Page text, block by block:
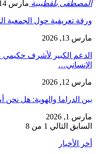
المصطفى بلقطيبية مارس 14, 2026
ورقة تعريفية حول الجمعية
مارس 13, 2026
الدعم الكبير لأشرف
الإنساني…
مارس 12, 2026
بين الدراما والهوية: هل
مارس 1, 2026
السابق التالي 1 من 8
أخر الأخبار